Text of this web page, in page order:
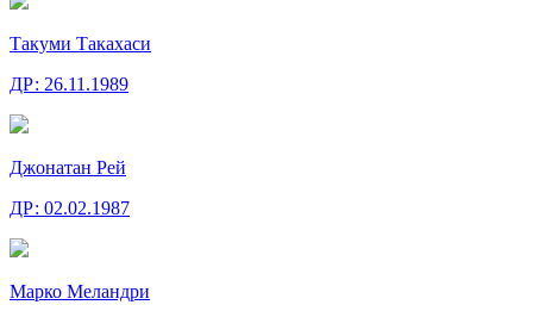
Такуми Такахаси
ДР: 26.11.1989
Джонатан Рей
ДР: 02.02.1987
Марко Меландри